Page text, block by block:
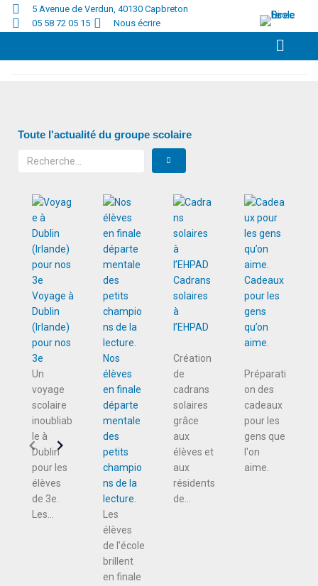
5 Avenue de Verdun, 40130 Capbreton
05 58 72 05 15
Nous écrire
Toute l'actualité du groupe scolaire
Voyage à
Dublin
(Irlande)
pour nos
3e
Un
voyage
scolaire
inoubliab
le à
Dublin
pour les
élèves
de 3e.
Les...
Nos
élèves
en finale
départe
mentale
des
petits
champio
ns de la
lecture.
Les
élèves
de l’école
brillent
en finale
Cadrans
solaires
à
l’EHPAD
Création
de
cadrans
solaires
grâce
aux
élèves et
aux
résidents
de...
Cadeaux
pour les
gens
qu’on
aime.
Préparati
on des
cadeaux
pour les
gens que
l'on
aime.